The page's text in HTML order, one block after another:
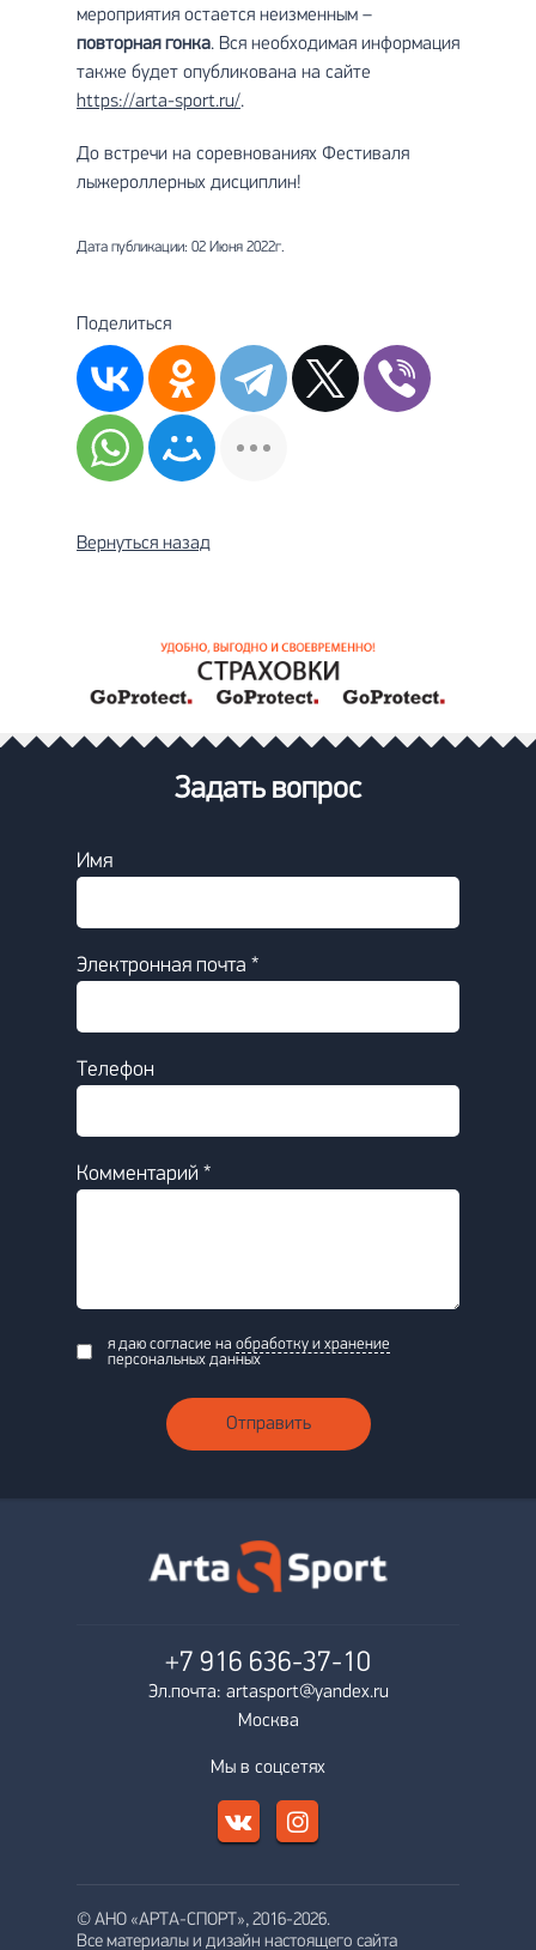
мероприятия остается неизменным –
повторная гонка. Вся необходимая информация
также будет опубликована на сайте
https://arta-sport.ru/.
До встречи на соревнованиях Фестиваля
лыжероллерных дисциплин!
Дата публикации: 02 Июня 2022г.
Поделиться
Вернуться назад
Задать вопрос
Имя
Электронная почта *
Телефон
Комментарий *
я даю согласие на обработку и хранение
персональных данных
Отправить
+7 916 636-37-10
Эл.почта: artasport@yandex.ru
Москва
Мы в соцсетях
© АНО «АРТА-СПОРТ», 2016-2026.
Все материалы и дизайн настоящего сайта